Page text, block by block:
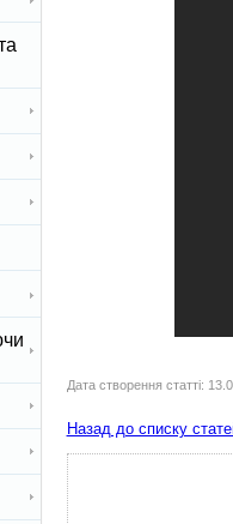
Дата створення статті:
Назад до списку